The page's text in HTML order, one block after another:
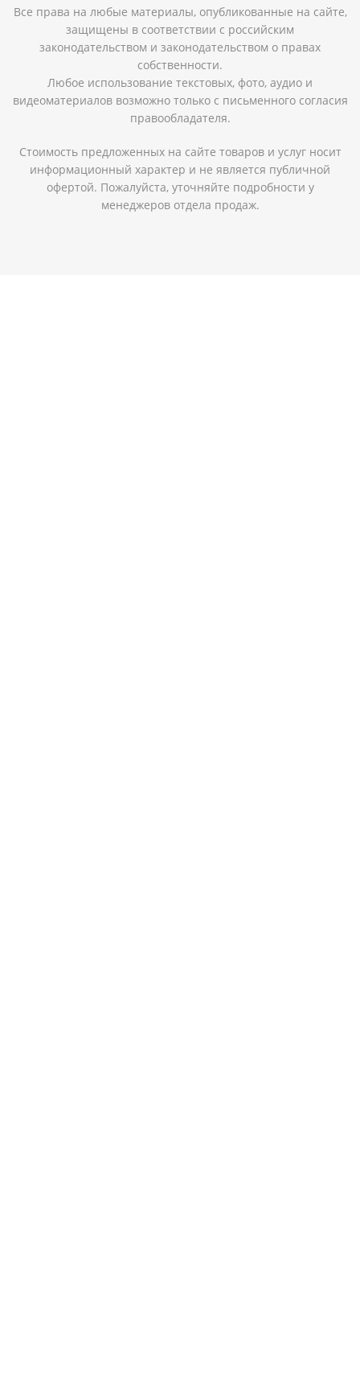
Все права на любые материалы, опубликованные на сайте,
защищены в соответствии с российским
законодательством и законодательством о правах
собственности.
Любое использование текстовых, фото, аудио и
видеоматериалов возможно только с письменного согласия
правообладателя.
Стоимость предложенных на сайте товаров и услуг носит
информационный характер и не является публичной
офертой. Пожалуйста, уточняйте подробности у
менеджеров отдела продаж.